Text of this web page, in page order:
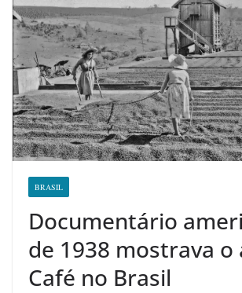
BRASIL
Documentário
de 1938 mostrava o
Café no Brasil